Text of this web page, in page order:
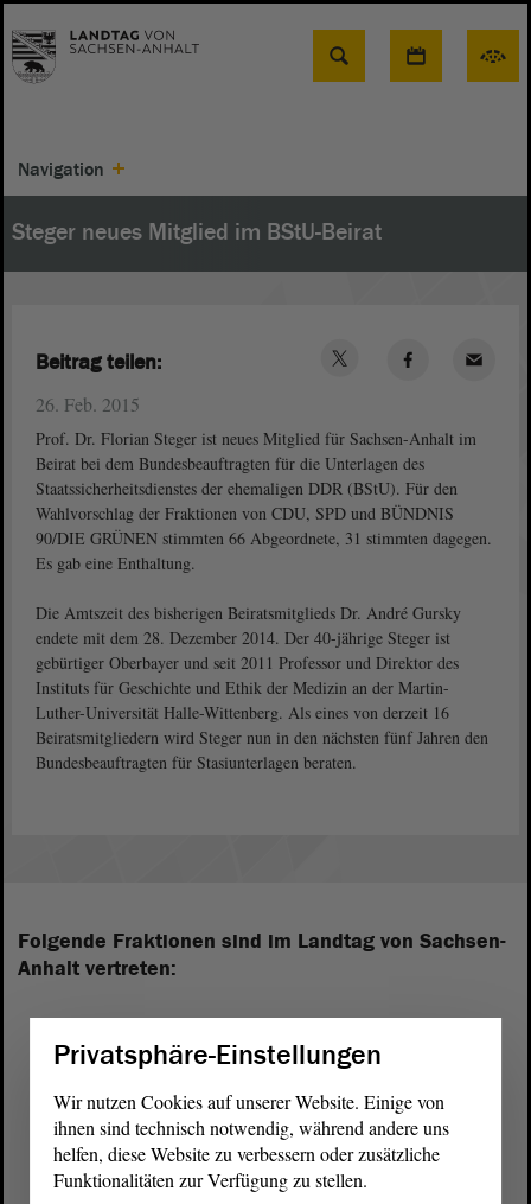
Suche
Navigation
Steger neues Mitglied im BStU-Beirat
26. Feb. 2015
Prof. Dr. Florian Steger ist neues Mitglied für Sachsen-Anhalt im
Beirat bei dem Bundesbeauftragten für die Unterlagen des
Staatssicherheitsdienstes der ehemaligen DDR (BStU). Für den
Wahlvorschlag der Fraktionen von CDU, SPD und BÜNDNIS
90/DIE GRÜNEN stimmten 66 Abgeordnete, 31 stimmten dagegen.
Es gab eine Enthaltung.
Die Amtszeit des bisherigen Beiratsmitglieds Dr. André Gursky
endete mit dem 28. Dezember 2014. Der 40-jährige Steger ist
gebürtiger Oberbayer und seit 2011 Professor und Direktor des
Instituts für Geschichte und Ethik der Medizin an der Martin-
Luther-Universität Halle-Wittenberg. Als eines von derzeit 16
Beiratsmitgliedern wird Steger nun in den nächsten fünf Jahren den
Bundesbeauftragten für Stasiunterlagen beraten.
Beitrag teilen:
Folgende Fraktionen sind im Landtag von Sachsen-
Anhalt vertreten:
Privatsphäre-Einstellungen
Wir nutzen Cookies auf unserer Website. Einige von
ihnen sind technisch notwendig, während andere uns
helfen, diese Website zu verbessern oder zusätzliche
Funktionalitäten zur Verfügung zu stellen.